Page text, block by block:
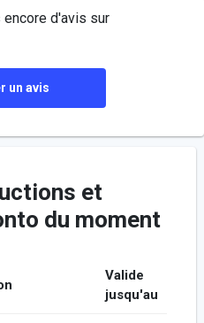
encore d'avis sur
un avis
et
du moment
Valide
jusqu'au